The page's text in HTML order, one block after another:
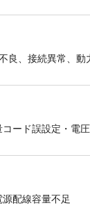
良、接続異常、
ード誤設定・電
配線容量不足
送信する